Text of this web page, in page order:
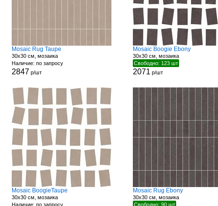
Mosaic Rug Taupe
30x30 см, мозаика
Наличие: по запросу
2847 р/шт
Mosaic Boogie Ebony
30x30 см, мозаика
Свободно: 123 шт
2071 р/шт
Mosaic BoogieTaupe
30x30 см, мозаика
Наличие: по запросу
Mosaic Rug Ebony
30x30 см, мозаика
Свободно: 90 шт